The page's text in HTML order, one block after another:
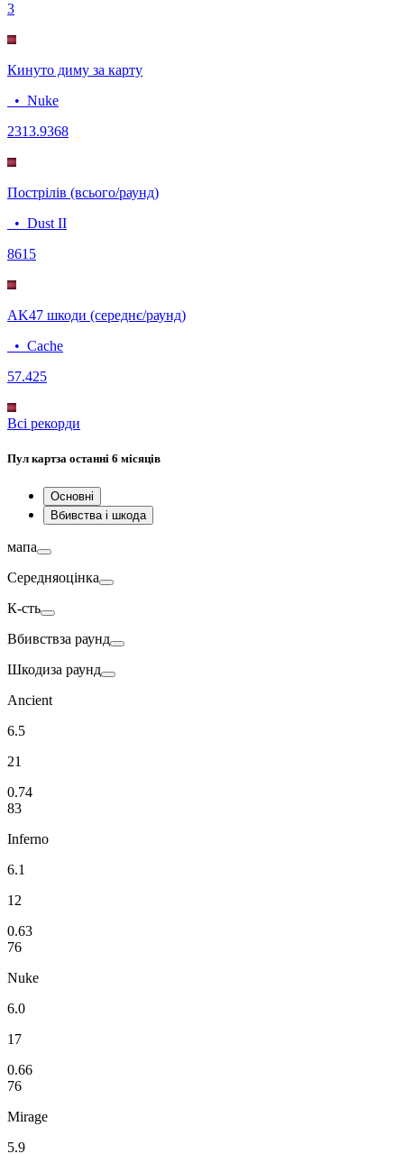
3
Кинуто диму за карту
• Nuke
2313.9368
Пострілів (всього/раунд)
• Dust II
8615
AK47 шкоди (середнє/раунд)
• Cache
57.425
Всі рекорди
Пул картза останні 6 місяців
Основні
Вбивства і шкода
мапа
Середняоцінка
К-сть
Вбивствза раунд
Шкодиза раунд
Ancient
6.5
21
0.74
83
Inferno
6.1
12
0.63
76
Nuke
6.0
17
0.66
76
Mirage
5.9